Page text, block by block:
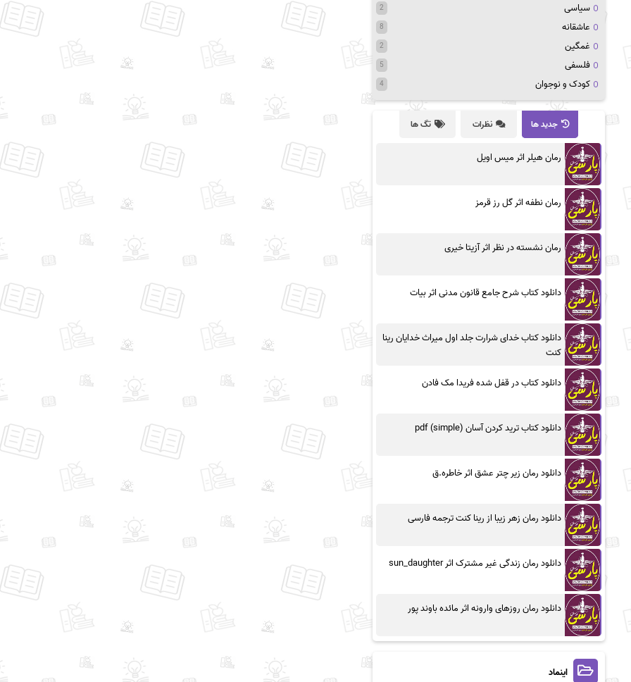
سیاسی 2
عاشقانه 8
غمگین 2
فلسفی 5
کودک و نوجوان 4
جدید ها نظرات تگ ها
رمان هیلر اثر میس اویل
رمان نطفه اثر گل رز قرمز
رمان نشسته در نظر اثر آزیتا خیری
دانلود کتاب شرح جامع قانون مدنی اثر بیات
دانلود کتاب خدای شرارت جلد اول میراث خدایان رینا
کنت
دانلود کتاب در قفل شده فریدا مک فادن
دانلود کتاب ترید کردن آسان (simple) pdf
دانلود رمان زیر چتر عشق اثر خاطره.ق
دانلود رمان زهر زیبا از رینا کنت ترجمه فارسی
دانلود رمان زندگی غیر مشترک اثر sun_daughter
دانلود رمان روزهای وارونه اثر مائده باوند پور
اینماد